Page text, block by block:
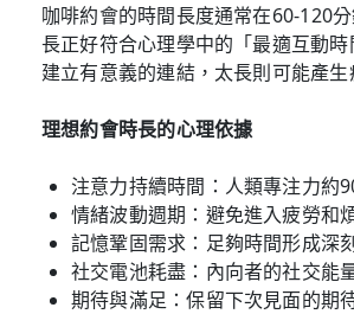
咖啡約會的時間長度通常在60-120
長正好符合心理學中的「最適互動
建立有意義的連結，太長則可能產生
理想約會時長的心理依據
注意力持續時間：人類專注力約
情緒波動週期：避免進入疲勞和
記憶鞏固需求：足夠時間形成深
社交電池耗盡：內向者的社交能
期待與滿足：保留下次見面的期